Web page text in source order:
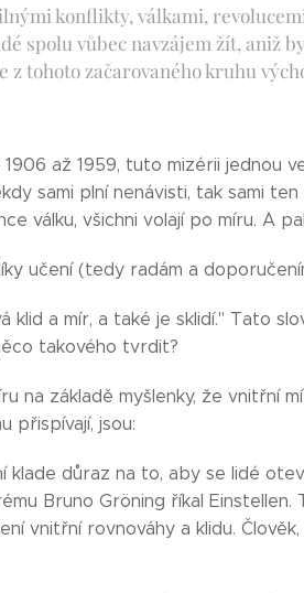
konflikty, válkami,
spolu vůbec navzájem žít, aniž
z tohoto začarovaného kruhu
až 1959, tuto mizérii jednou
sami plní nenávisti, tak sami ten
válku, všichni volají po míru. A
učení (tedy radám a
a mír, a také je sklidí." Tato
takového tvrdit?
na základě myšlenky, že vnitřní
přispívají, jsou:
klade důraz na to, aby se lidé
Bruno Gröning říkal Einstellen.
vnitřní rovnováhy a klidu.